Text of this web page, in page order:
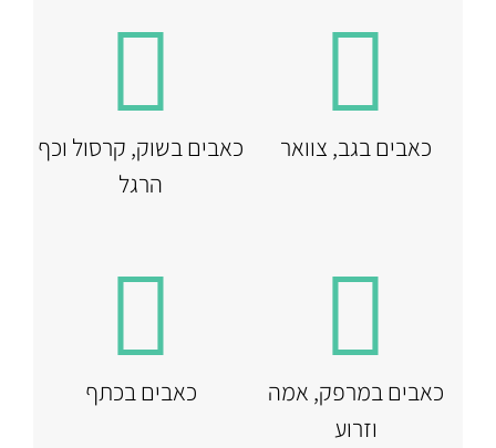
כאבים בגב, צוואר
כאבים בשוק, קרסול וכף
הרגל
כאבים במרפק, אמה
וזרוע
כאבים בכתף